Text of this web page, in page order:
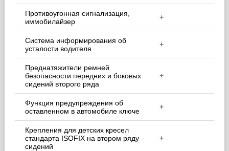
Противоугонная сигнализация,
иммобилайзер
+
Система информирования об
усталости водителя
+
Преднатяжители ремней
безопасности передних и боковых
сидений второго ряда
+
Функция предупреждения об
оставленном в автомобиле ключе
+
Крепления для детских кресел
стандарта ISOFIX на втором ряду
сидений
+